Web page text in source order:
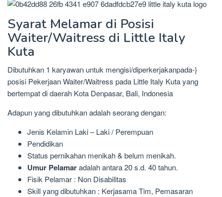
Syarat Melamar di Posisi
Waiter/Waitress di Little Italy
Kuta
Dibutuhkan 1 karyawan untuk mengisi/diperkerjakanpada-}
posisi Pekerjaan Waiter/Waitress pada Little Italy Kuta yang
bertempat di daerah Kota Denpasar, Bali, Indonesia
Adapun yang dibutuhkan adalah seorang dengan:
Jenis Kelamin Laki – Laki / Perempuan
Pendidikan
Status pernikahan menikah & belum menikah.
Umur Pelamaradalah antara 20 s.d. 40 tahun.
Fisik Pelamar : Non Disabilitas
Skill yang dibutuhkan : Kerjasama Tim, Pemasaran